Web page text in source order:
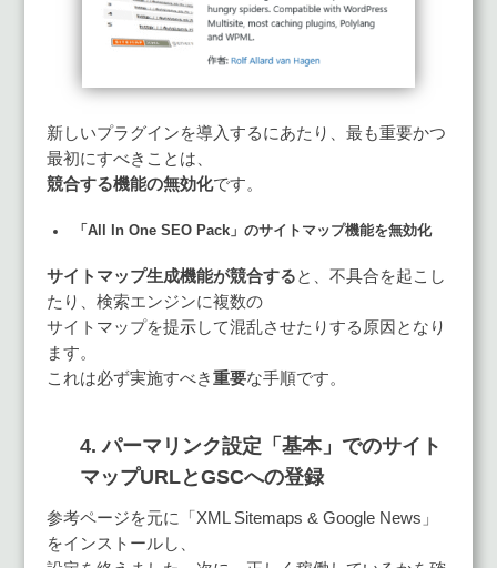
新しいプラグインを導入するにあたり、最も重要かつ
最初にすべきことは、
競合する機能の無効化です。
「All In One SEO Pack」のサイトマップ機能を無効化
サイトマップ生成機能が競合すると、不具合を起こし
たり、検索エンジンに複数の
サイトマップを提示して混乱させたりする原因となり
ます。
これは必ず実施すべき重要な手順です。
4. パーマリンク設定「基本」でのサイト
マップURLとGSCへの登録
参考ページを元に「XML Sitemaps & Google News」
をインストールし、